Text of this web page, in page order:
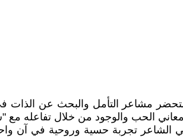
مشاعر التأمل والبحث عن الذات
الحب والوجود من خلال تفاعله مع
الشاعر تجربة حسية وروحية في آن